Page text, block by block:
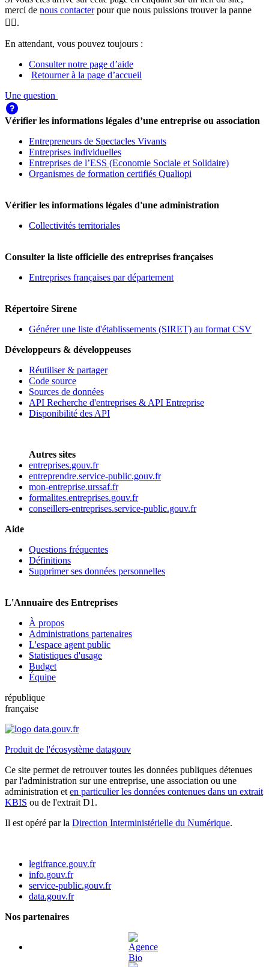
merci de nous contacterpour que nous puissions trouver la panne
🕵️‍♀️.
En attendant, vous pouvez toujours :
Consulter notre page d’aide
Retourner à la page d’accueil
Une question
Vérifier les informations légales d’une entreprise ou association
Entrepreneurs de Spectacles Vivants
Entreprises individuelles
Entreprises de l’ESS (Economie Sociale et Solidaire)
Organismes de formation certifiés Qualiopi
Vérifier les informations légales d'une administration
Collectivités territoriales
Consulter la liste officielle des entreprises françaises
Entreprises françaises par département
Répertoire Sirene
Générer une liste d'établissements (SIRET) au format CSV
Développeurs & développeuses
Réutiliser & partager
Code source
Sources de données
API Recherche d'entreprises & API Entreprise
Disponibilité des API
Autres sites
entreprises.gouv.fr
entreprendre.service-public.gouv.fr
mon-entreprise.urssaf.fr
formalites.entreprises.gouv.fr
conseillers-entreprises.service-public.gouv.fr
Aide
Questions fréquentes
Définitions
Supprimer ses données personnelles
L'Annuaire des Entreprises
À propos
Administrations partenaires
L'espace agent public
Statistiques d'usage
Budget
Équipe
république
française
Produit de l'écosystème datagouv
Ce site permet de retrouver toutes les données publiques détenues
par l'administration sur une entreprise, une association ou une
administration et en particulier les données contenues dans un extrait
KBIS ou de l'extrait D1.
Il est opéré par la Direction Interministérielle du Numérique.
legifrance.gouv.fr
info.gouv.fr
service-public.gouv.fr
data.gouv.fr
Nos partenaires